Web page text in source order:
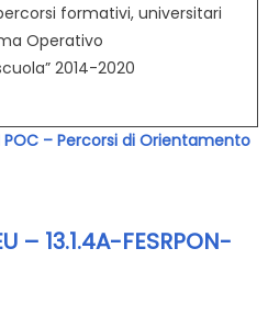
formativi, universitari
Operativo
2014-2020
POC – Percorsi di Orientamento
– 13.1.4A-FESRPON-